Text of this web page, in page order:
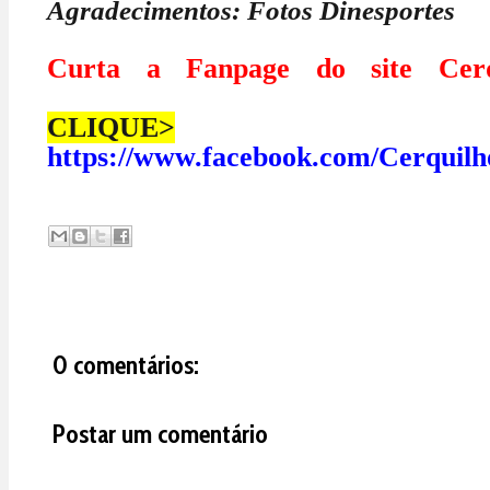
Agradecimentos: Fotos Dinesportes
Curta a Fanpage do site
CLIQUE>
https://www.facebook.com/
0 comentários:
Postar um comentário